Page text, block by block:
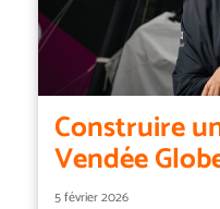
Construire
Vendée
5 février 2026